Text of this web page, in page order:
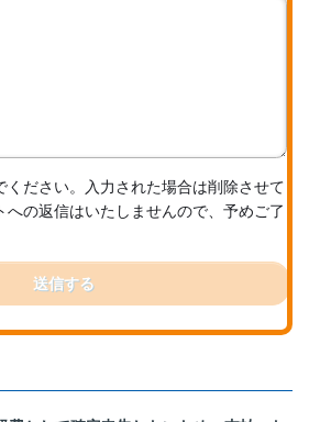
ください。入力された場合は削除させて
への返信はいたしませんので、予めご了
送信する